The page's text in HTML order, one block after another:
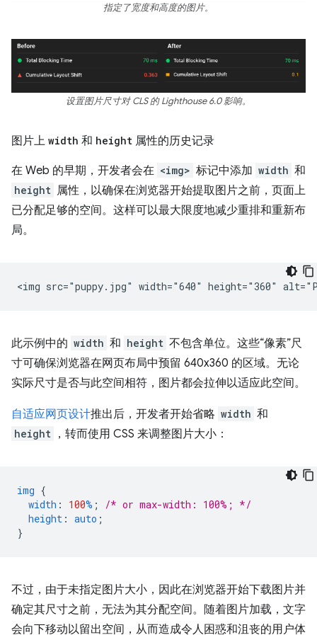
指定了宽度和高度的图片。
设置图片尺寸对 CLS 的 Lighthouse 6.0 影响。
图片上 width 和 height 属性的历史记录
在 Web 的早期，开发者会在 <img> 标记中添加 width 和
height 属性，以确保在浏览器开始提取图片之前，页面上
已分配足够的空间。这样可以最大限度地减少重排和重新布
局。
此示例中的 width 和 height 不包含单位。这些“像素”尺
寸可确保浏览器在网页布局中预留 640x360 的区域。无论
实际尺寸是否与此空间相符，图片都会拉伸以适应此空间。
自适应网页设计推出后，开发者开始省略 width 和
height ，转而使用 CSS 来调整图片大小：
img {
width : 100% ;
/* or max-width: 100%; */
height : auto ;
}
不过，由于未指定图片大小，因此在浏览器开始下载图片并
确定其尺寸之前，无法为其分配空间。随着图片加载，文字
会向下移动以留出空间，从而造成令人困惑和沮丧的用户体